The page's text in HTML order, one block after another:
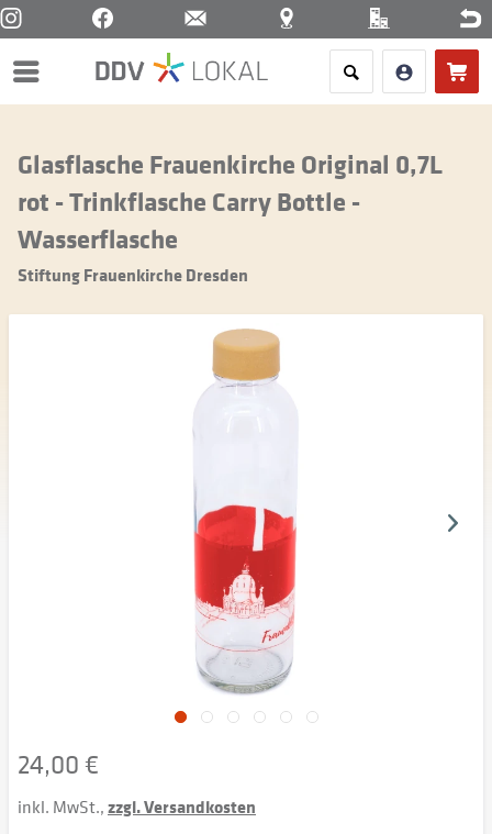
Menü
Glasflasche Frauenkirche Original 0,7L
rot - Trinkflasche Carry Bottle -
Wasserflasche
Stiftung Frauenkirche Dresden
24,00 €
inkl. MwSt.,zzgl. Versandkosten